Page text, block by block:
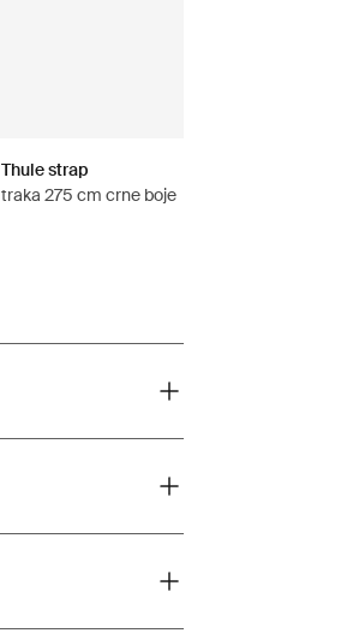
Thule strap
traka 275 cm crne boje